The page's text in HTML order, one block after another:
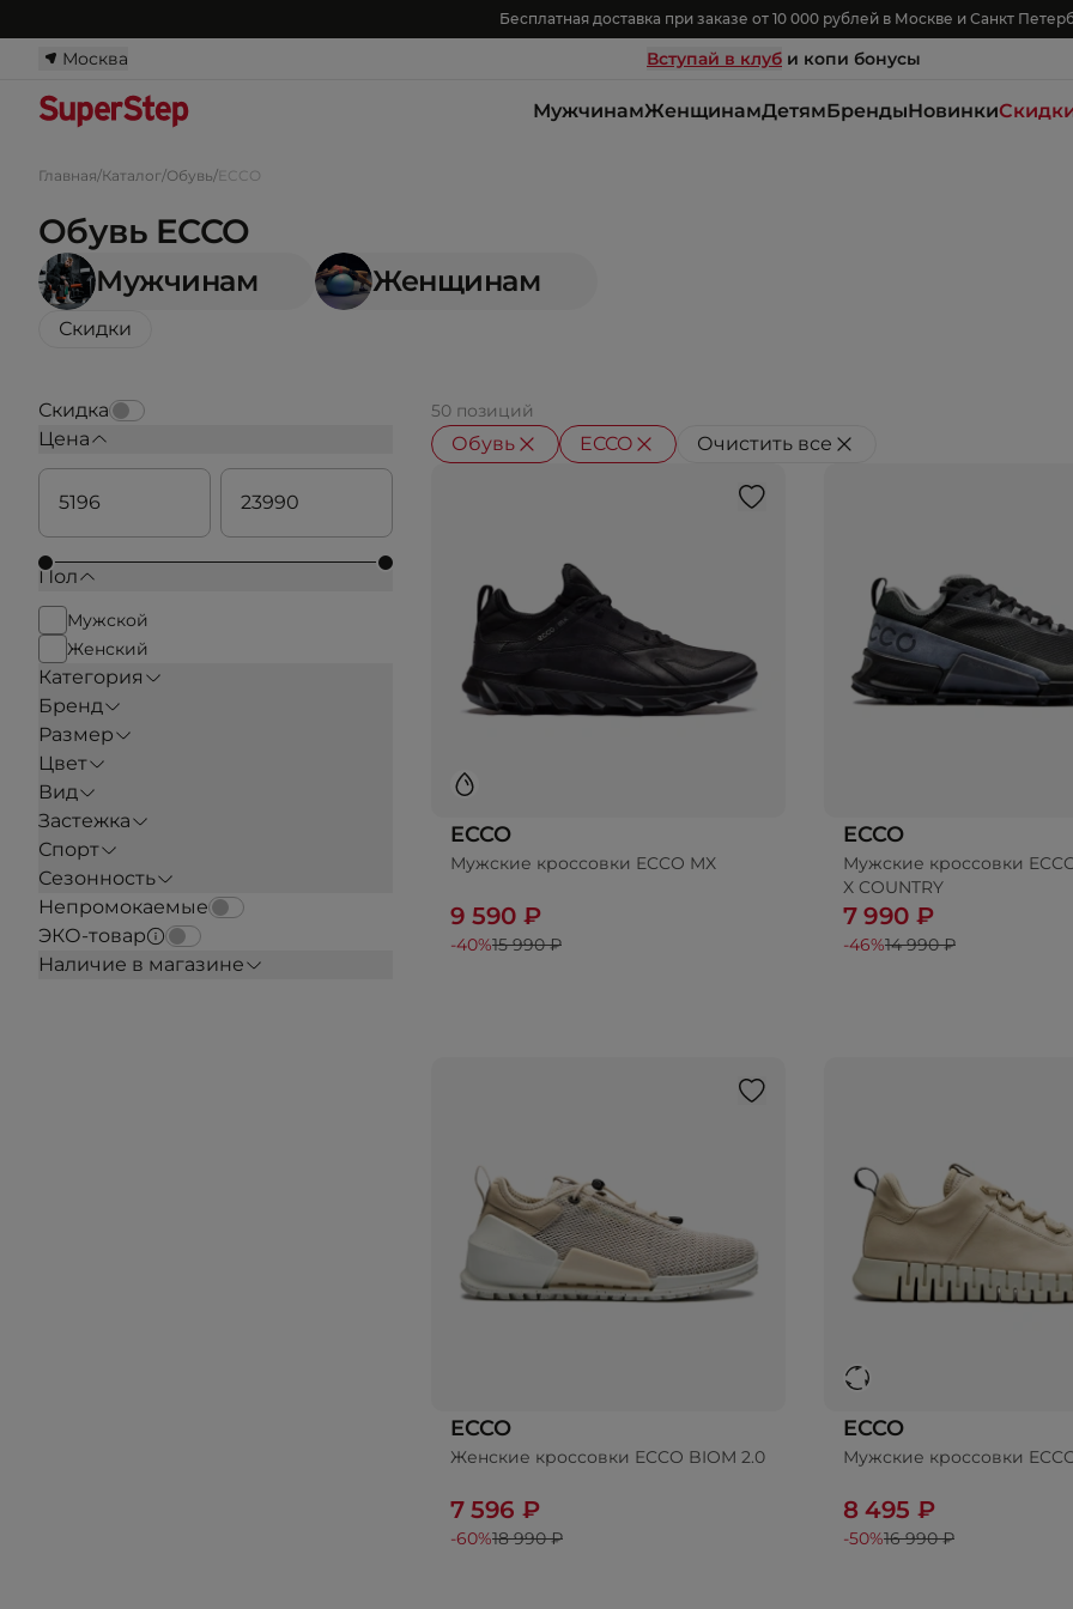
Бесплатная доставка при заказе от 10 000 рублей в Москве и Санкт
Москва Вступай в клуб и копи бонусы
МужчинамЖенщинамДетямБрендыНовинки
Главная/Каталог/Обувь/ECCO
Обувь ECCO
Мужчинам Женщинам
Скидки
Скидка
Цена
Пол
Мужской
Женский
Категория
Бренд
Размер
Цвет
Вид
Застежка
Спорт
Сезонность
Непромокаемые
ЭКО-товар
Наличие в магазине
50 позиций
Обувь
ECCO Очистить все
ECCO
Мужские кроссовки ECCO MX
9 590 ₽
-40%15 990 ₽
Добавить в корзину
ECCO
Мужские кроссовки
X COUNTRY
7 990 ₽
-46%14 990 ₽
ECCO
Женские кроссовки ECCO BIOM 2.0
7 596 ₽
-60%18 990 ₽
ECCO
Мужские кроссовки
8 495 ₽
-50%16 990 ₽